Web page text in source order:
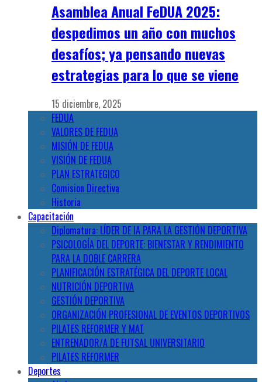
Asamblea Anual FeDUA 2025:
despedimos un año con muchos
desafíos; ya pensando nuevas
estrategias para lo que se viene
15 diciembre, 2025
FEDUA
VALORES DE FEDUA
MISIÓN DE FEDUA
VISIÓN DE FEDUA
PLAN ESTRATEGICO
Comision Directiva
Historia
Capacitación
Diplomatura: LÍDER DE IA PARA LA GESTIÓN DEPORTIVA
PSICOLOGÍA DEL DEPORTE: BIENESTAR Y RENDIMIENTO
PARA LA DOBLE CARRERA
PLANIFICACIÓN ESTRATÉGICA DEL DEPORTE LOCAL
NUTRICIÓN DEPORTIVA
GESTIÓN DEPORTIVA
ORGANIZACIÓN PROFESIONAL DE EVENTOS DEPORTIVOS
PILATES REFORMER Y MAT
ENTRENADOR/A DE FUTSAL UNIVERSITARIO
PILATES REFORMER
Deportes